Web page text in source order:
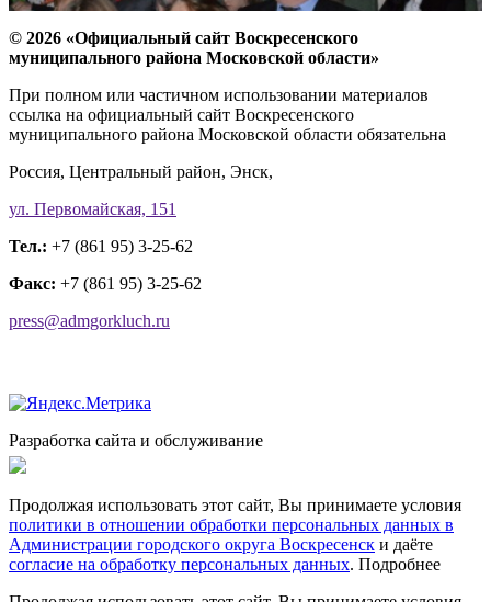
© 2026 «Официальный сайт Воскресенского
муниципального района Московской области»
При полном или частичном использовании материалов
ссылка на официальный сайт Воскресенского
муниципального района Московской области обязательна
Россия, Центральный район, Энск,
ул. Первомайская, 151
Тел.: +7 (861 95) 3-25-62
Факс: +7 (861 95) 3-25-62
press@admgorkluch.ru
Разработка сайта и обслуживание
Продолжая использовать этот сайт, Вы принимаете условия
политики в отношении обработки персональных данных в
Администрации городского округа Воскресенск и даёте
согласие на обработку персональных данных. Подробнее